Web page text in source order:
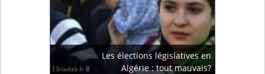
Les élections législatives en
Algérie : tout mauvais?